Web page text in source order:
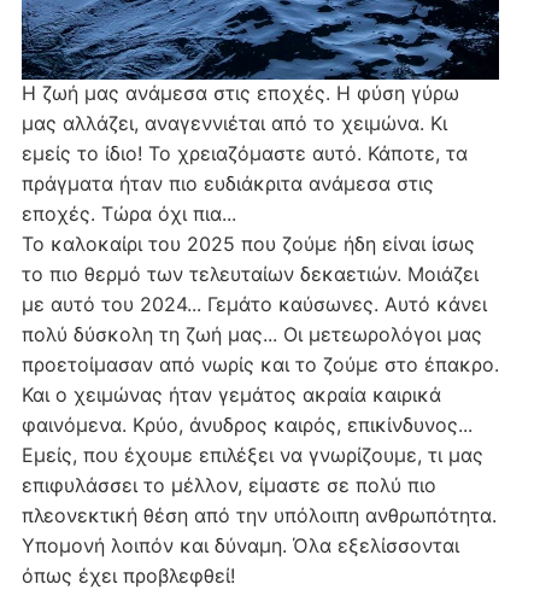
Η ζωή μας ανάμεσα στις εποχές. Η φύση γύρω
μας αλλάζει, αναγεννιέται από το χειμώνα. Κι
εμείς το ίδιο! Το χρειαζόμαστε αυτό. Κάποτε, τα
πράγματα ήταν πιο ευδιάκριτα ανάμεσα στις
εποχές. Τώρα όχι πια...
Το καλοκαίρι του 2025 που ζούμε ήδη είναι ίσως
το πιο θερμό των τελευταίων δεκαετιών. Μοιάζει
με αυτό του 2024... Γεμάτο καύσωνες. Αυτό κάνει
πολύ δύσκολη τη ζωή μας... Οι μετεωρολόγοι μας
προετοίμασαν από νωρίς και το ζούμε στο έπακρο.
Και ο χειμώνας ήταν γεμάτος ακραία καιρικά
φαινόμενα. Κρύο, άνυδρος καιρός, επικίνδυνος...
Εμείς, που έχουμε επιλέξει να γνωρίζουμε, τι μας
επιφυλάσσει το μέλλον, είμαστε σε πολύ πιο
πλεονεκτική θέση από την υπόλοιπη ανθρωπότητα.
Υπομονή λοιπόν και δύναμη. Όλα εξελίσσονται
όπως έχει προβλεφθεί!